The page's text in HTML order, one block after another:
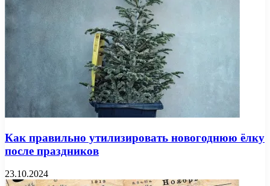
Как правильно утилизировать новогоднюю ёлку
после праздников
23.10.2024